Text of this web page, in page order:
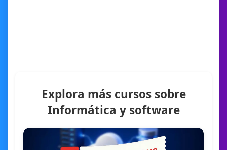
Explora más cursos sobre
Informática y software